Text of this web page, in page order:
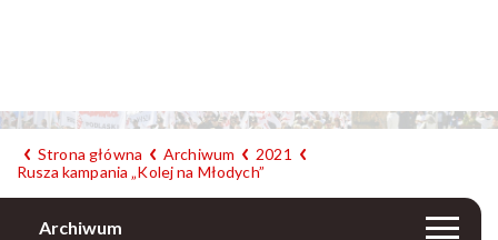
Strona główna Archiwum
2021
Rusza kampania „Kolej na Młodych”
Archiwum